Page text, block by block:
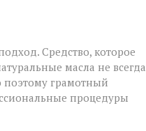
Средство, которое
масла не всегда
поэтому грамотный
процедуры